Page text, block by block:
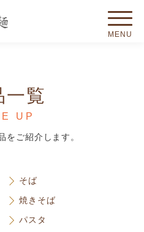
一覧
UP
をご紹介します。
そば
焼きそば
パスタ